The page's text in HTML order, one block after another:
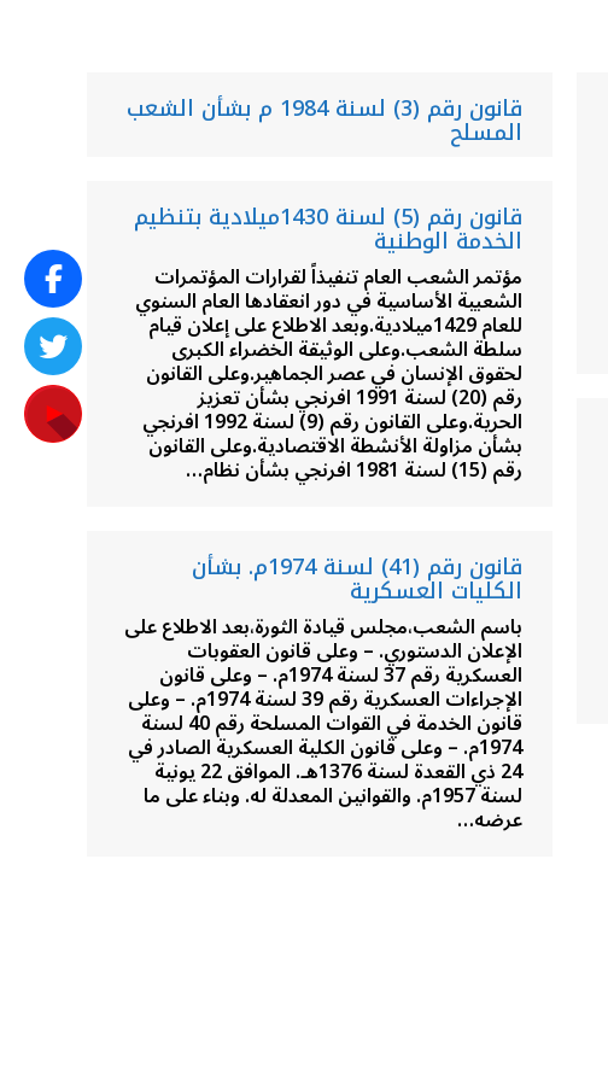
قانون رقم (3) لسنة 1984 م بشأن الشعب
المسلح
قانون رقم (5) لسنة 1430ميلادية بتنظيم
الخدمة الوطنية
مؤتمر الشعب العام تنفيذاً لقرارات المؤتمرات
الشعبية الأساسية في دور انعقادها العام السنوي
للعام 1429ميلادية.وبعد الاطلاع على إعلان قيام
سلطة الشعب.وعلى الوثيقة الخضراء الكبرى
لحقوق الإنسان في عصر الجماهير.وعلى القانون
رقم (20) لسنة 1991 افرنجي بشأن تعزيز
الحرية.وعلى القانون رقم (9) لسنة 1992 افرنجي
بشأن مزاولة الأنشطة الاقتصادية.وعلى القانون
رقم (15) لسنة 1981 افرنجي بشأن نظام…
قانون رقم (41) لسنة 1974م. بشأن
الكليات العسكرية
باسم الشعب،مجلس قيادة الثورة،بعد الاطلاع على
الإعلان الدستوري. – وعلى قانون العقوبات
العسكرية رقم 37 لسنة 1974م. – وعلى قانون
الإجراءات العسكرية رقم 39 لسنة 1974م. – وعلى
قانون الخدمة في القوات المسلحة رقم 40 لسنة
1974م. – وعلى قانون الكلية العسكرية الصادر في
24 ذي القعدة لسنة 1376هـ. الموافق 22 يونية
لسنة 1957م. والقوانين المعدلة له. وبناء على ما
عرضه…